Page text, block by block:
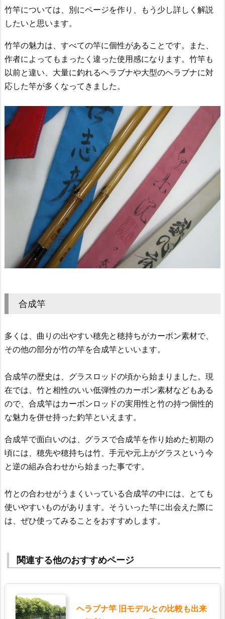
竹竿については、別にページを作り、もう少し詳しく解説
したいと思います。
竹竿の魅力は、すべての竿に個性があることです。また、
作者によってもまったく違った使用感になります。竹竿も
以前と違い、大量に釣れるヘラブナや大型のヘラブナに対
応した竿が多くなってきました。
合成竿
多くは、曲りの出やすい穂先と穂持ちがカーボン素材で、
その他の部分が竹の竿を合成竿といいます。
合成竿の歴史は、グラスロッドの頃から始まりました。現
在では、竹と相性のいい低弾性のカーボン素材などもある
ので、合成竿はカーボンロッドの実用性と竹の持つ個性的
な魅力を併せ持った釣竿といえます。
合成竿で面白いのは、グラスで合成竿を作り始めた初期の
頃には、穂先や穂持ちは竹、手元や元上がグラスという今
と逆の組み合わせから始まった事です。
竹との合わせがうまくいっている合成竿の中には、とても
使いやすいものがあります。そういった竿に出会えた際に
は、ぜひ使ってみることをおすすめします。
関連する他のおすすめページ
ヘラブナ竿 旧モデルとの比較も出来